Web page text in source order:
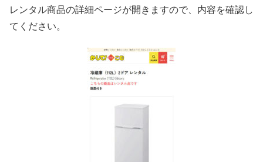
レンタル商品の詳細ページが開きますので、内容を確認し
てください。